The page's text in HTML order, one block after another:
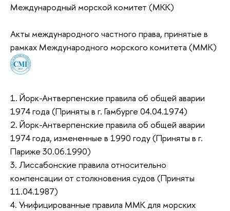
Международный морской комитет (МКК)
Акты международного частного права, принятые в
рамках Международного морского комитета (ММК)
1. Йорк-Антверпенские правила об общей аварии
1974 года (Приняты в г. Гамбурге 04.04.1974)
2. Йорк-Антверпенские правила об общей аварии
1974 года, измененные в 1990 году (Приняты в г.
Париже 30.06.1990)
3. Лиссабонские правила относительно
компенсации от столкновения судов (Приняты
11.04.1987)
4. Унифицированные правила ММК для морских